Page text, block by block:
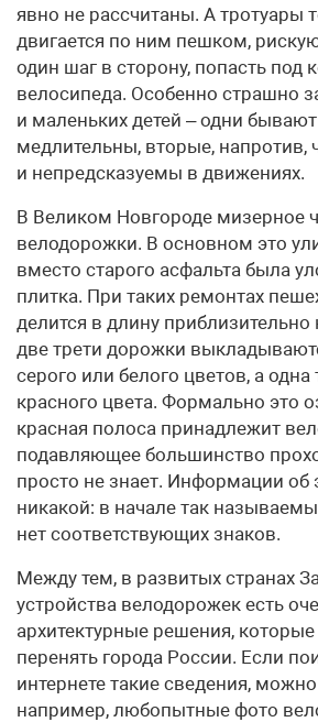
явно не рассчитаны. А тротуары
двигается по ним пешком,
один шаг в сторону, попасть под
велосипеда. Особенно страшно
и маленьких детей – одни
медлительны, вторые, напротив,
и непредсказуемы в движениях.
В Великом Новгороде мизерное
велодорожки. В основном это
вместо старого асфальта была
плитка. При таких ремонтах
делится в длину приблизительно
две трети дорожки
серого или белого цветов, а одна
красного цвета. Формально это
красная полоса принадлежит
подавляющее большинство
просто не знает. Информации об
никакой: в начале так
нет соответствующих знаков.
Между тем, в развитых странах
устройства велодорожек есть
архитектурные решения,
перенять города России. Если
интернете такие сведения,
например, любопытные фото